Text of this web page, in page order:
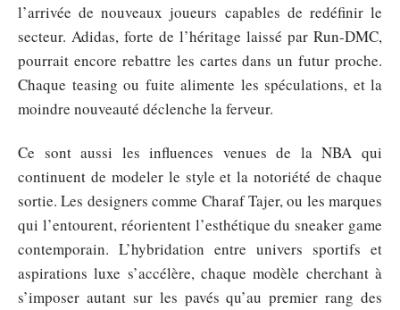
l’arrivée de nouveaux joueurs capables de redéfinir le
secteur. Adidas, forte de l’héritage laissé par Run-DMC,
pourrait encore rebattre les cartes dans un futur proche.
Chaque teasing ou fuite alimente les spéculations, et la
moindre nouveauté déclenche la ferveur.
Ce sont aussi les influences venues de la NBA qui
continuent de modeler le style et la notoriété de chaque
sortie. Les designers comme Charaf Tajer, ou les marques
qui l’entourent, réorientent l’esthétique du sneaker game
contemporain. L’hybridation entre univers sportifs et
aspirations luxe s’accélère, chaque modèle cherchant à
s’imposer autant sur les pavés qu’au premier rang des